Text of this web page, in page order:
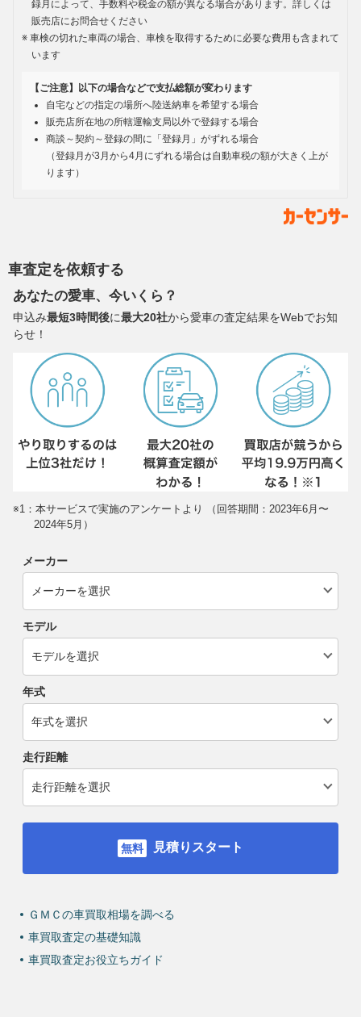
録月によって、手数料や税金の額が異なる場合があります。詳しくは
販売店にお問合せください
車検の切れた車両の場合、車検を取得するために必要な費用も含まれて
います
【ご注意】以下の場合などで支払総額が変わります
自宅などの指定の場所へ陸送納車を希望する場合
販売店所在地の所轄運輸支局以外で登録する場合
商談～契約～登録の間に「登録月」がずれる場合
（登録月が3月から4月にずれる場合は自動車税の額が大きく上が
ります）
車査定を依頼する
あなたの愛車、今いくら？
申込み最短3時間後に最大20社から愛車の査定結果をWebでお知
らせ！
※1：本サービスで実施のアンケートより （回答期間：2023年6月〜
2024年5月）
メーカー
モデル
年式
走行距離
見積りスタート
ＧＭＣの車買取相場を調べる
車買取査定の基礎知識
車買取査定お役立ちガイド